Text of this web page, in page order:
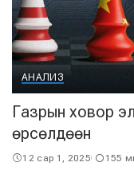
АНАЛИЗ
Газрын ховор
өрсөлдөөн
12 сар 1, 2025 155